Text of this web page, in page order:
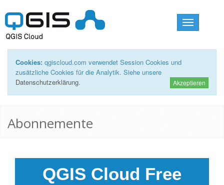
Toggle
navigation
Cookies: qgiscloud.com verwendet Session Cookies und
zusätzliche Cookies für die Analytik. Siehe unsere
Datenschutzerklärung. Akzeptieren
Abonnemente
QGIS Cloud Free